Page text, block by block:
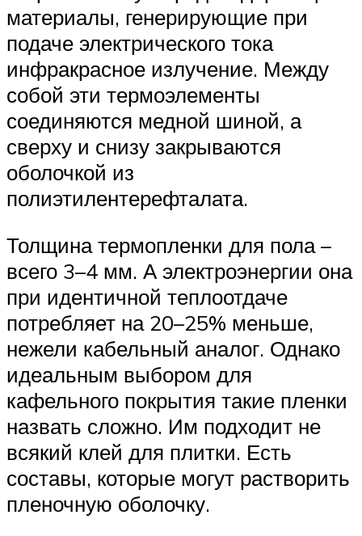
материалы, генерирующие при
подаче электрического тока
инфракрасное излучение. Между
собой эти термоэлементы
соединяются медной шиной, а
сверху и снизу закрываются
оболочкой из
полиэтилентерефталата.
Толщина термопленки для пола –
всего 3–4 мм. А электроэнергии она
при идентичной теплоотдаче
потребляет на 20–25% меньше,
нежели кабельный аналог. Однако
идеальным выбором для
кафельного покрытия такие пленки
назвать сложно. Им подходит не
всякий клей для плитки. Есть
составы, которые могут растворить
пленочную оболочку.